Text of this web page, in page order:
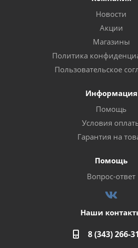
Новости
Акции
Магазины
Политика
Пользовательское
Информация
Помощь
Условия
Гарантия на
Помощь
Вопрос-ответ
Наши
8 (343) 266-